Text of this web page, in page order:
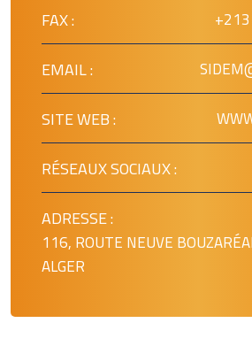
FAX :
EMAIL :
SITE WEB :
RÉSEAUX SOCIAUX :
ADRESSE :
116, ROUTE NEUVE
ALGER